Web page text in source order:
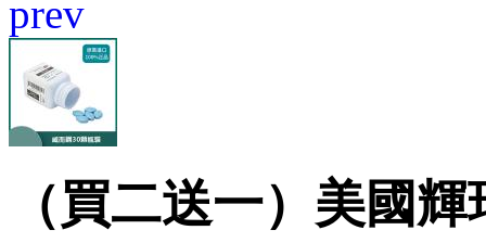
（買二送一）美國